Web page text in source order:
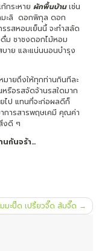
กระหาย ผักพื้นบ้านเช่น
มะลิ ดอกพิกุล ดอก
รสหอมเย็นนี้ จะทำสลัด
ม ชาชงดอกไม้หอม
าย และแน่นนอนบำรุง
ายถึงให้ทุกท่านกินทีละ
รือรสจัดจ้านรสใดมาก
ไป แทนที่จะก่อผลดีก็
การสารพฤษเคมี คุณค่า
งดี ๆ
กันจร้า…
มะปิ๊ด เปรี้ยวจี๊ด ส้มจี๊ด